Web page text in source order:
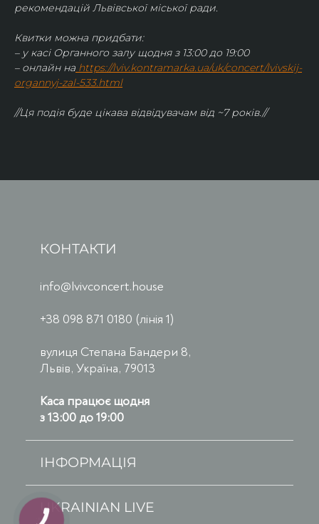
рекомендацій Львівської міської ради.
Квитки можна придбати:
– у касі Органного залу щодня з 13:00 до 19:00
– онлайн на https://lviv.kontramarka.ua/uk/concert/lvivskij-
organnyj-zal-533.html
//Ця подія буде цікава відвідувачам від ~7 років.//
КОНТАКТИ
info@lvivconcert.house
+38 098 871 0180 (лінія 1)
вулиця Степана Бандери 8,
Львів, Україна, 79013
Каса працює щодня
з 13:00 до 19:00
ІНФОРМАЦІЯ
UKRAINIAN LIVE
КНОПКА
ЗВ'ЯЗКУ